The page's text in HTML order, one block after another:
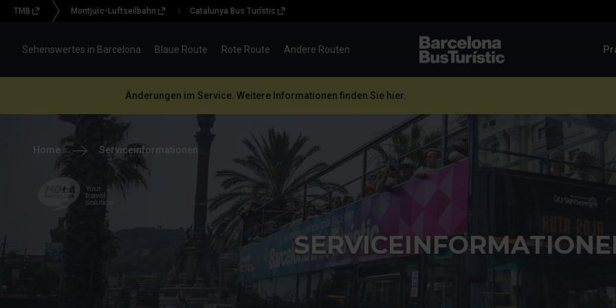
Menu
topbar
TMB Montjuïc-Luftseilbahn Catalunya Bus Turístic
Sehenswertes in Barcelona Blaue Route Rote Route Andere Routen
Änderungen im Service. Weitere Informationen finden Sie hier.
Home Serviceinformationen
Hola Barcelona, your